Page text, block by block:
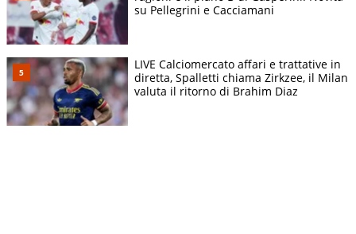
su Pellegrini e Cacciamani
LIVE Calciomercato affari e trattative in
diretta, Spalletti chiama Zirkzee, il Milan
valuta il ritorno di Brahim Diaz